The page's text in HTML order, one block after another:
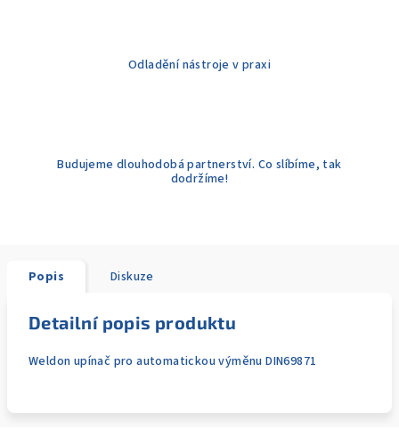
Odladění nástroje v praxi
Budujeme dlouhodobá partnerství. Co slíbíme, tak
dodržíme!
Popis Diskuze
Detailní popis produktu
Weldon upínač pro automatickou výměnu DIN69871